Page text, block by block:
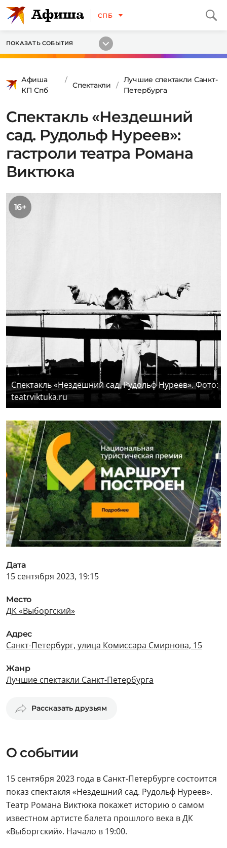
СПБ
ПОКАЗАТЬ СОБЫТИЯ
Афиша
КП Спб
Спектакли
Лучшие спектакли Санкт-
Петербурга
Спектакль «Нездешний
сад. Рудольф Нуреев»:
гастроли театра Романа
Виктюка
16+
Спектакль «Нездешний сад. Рудольф Нуреев». Фото:
teatrviktuka.ru
Дата
15 сентября 2023, 19:15
Место
ДК «Выборгский»
Адрес
Санкт-Петербург, улица Комиссара Смирнова, 15
Жанр
Лучшие спектакли Санкт-Петербурга
Рассказать друзьям
О событии
15 сентября 2023 года в Санкт-Петербурге состоится
показ спектакля «Нездешний сад. Рудольф Нуреев».
Театр Романа Виктюка покажет историю о самом
известном артисте балета прошлого века в ДК
«Выборгский». Начало в 19:00.